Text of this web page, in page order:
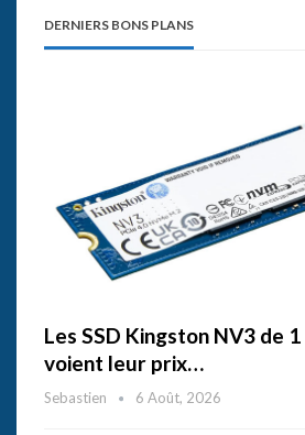
DERNIERS BONS PLANS
Les SSD Kingston NV3 de
voient leur prix…
Sebastien 6 Août, 2026